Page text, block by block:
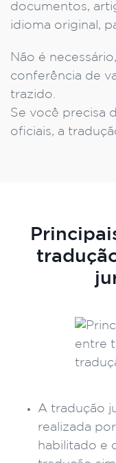
documentos,
idioma original,
Não é
conferência de
trazido.
Se você precisa
oficiais, a
A tradução
realizada
habilitado e